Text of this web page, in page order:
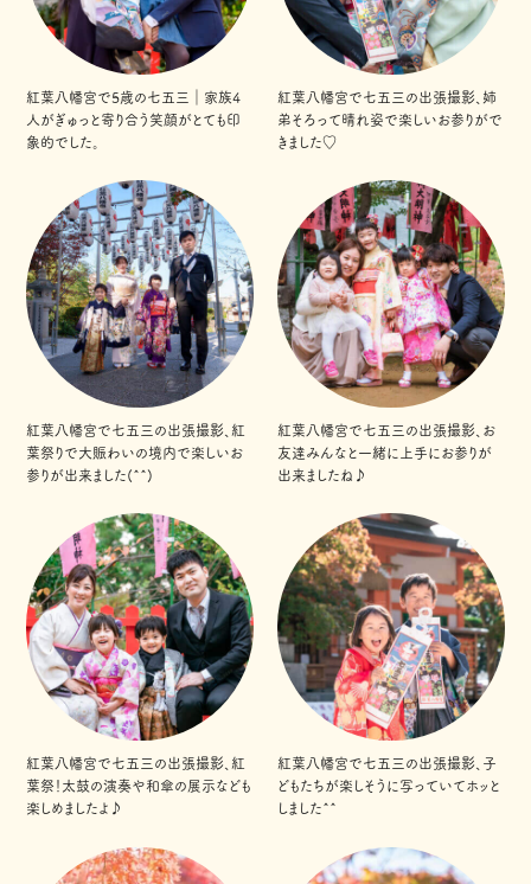
紅葉八幡宮で5歳の七五三｜家族4
人がぎゅっと寄り合う笑顔がとても印
象的でした。
紅葉八幡宮で七五三の出張撮影、姉
弟そろって晴れ姿で楽しいお参りがで
きました♡
紅葉八幡宮で七五三の出張撮影、紅
葉祭りで大賑わいの境内で楽しいお
参りが出来ました(^^)
紅葉八幡宮で七五三の出張撮影、お
友達みんなと一緒に上手にお参りが
出来ましたね♪
紅葉八幡宮で七五三の出張撮影、紅
葉祭！太鼓の演奏や和傘の展示なども
楽しめましたよ♪
紅葉八幡宮で七五三の出張撮影、子
どもたちが楽しそうに写っていてホッと
しました^^